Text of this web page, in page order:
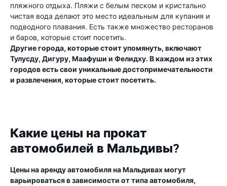
пляжного отдыха. Пляжи с белым песком и кристально
чистая вода делают это место идеальным для купания и
подводного плавания. Есть также множество ресторанов
и баров, которые стоит посетить.
Другие города, которые стоит упомянуть, включают
Тулусду, Дигуру, Маафуши и Фелидху. В каждом из этих
городов есть свои уникальные достопримечательности
и развлечения, которые стоит посетить.
Какие цены на прокат
автомобилей в Мальдивы?
Цены на аренду автомобиля на Мальдивах могут
варьироваться в зависимости от типа автомобиля,